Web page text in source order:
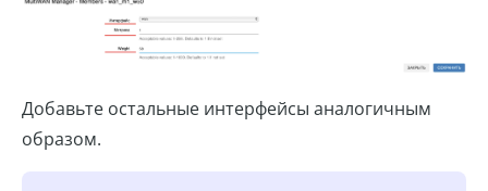
Добавьте остальные интерфейсы аналогичным
образом.